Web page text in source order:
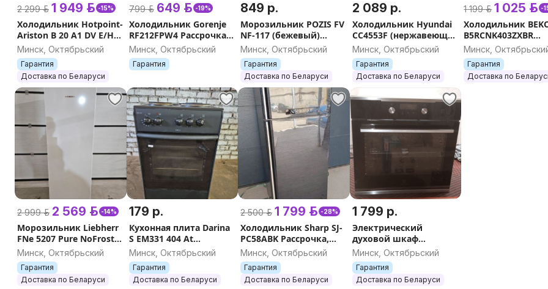
2 299 р. 1 949 р. -15%
Холодильник Hotpoint-
Ariston B 20 A1 DV E/HA
Рассрочка, Гарантия,
Доставка, Самовывоз
Минск, Октябрьский
Гарантия
Доставка по Беларуси
799 р. 649 р. -19%
Холодильник Gorenje
RF212FPW4 Рассрочка,
Гарантия, Доставка,
Самовывоз
Минск, Октябрьский
Гарантия
849 р.
Морозильник POZIS FV
NF-117 (бежевый)
Рассрочка, Гарантия,
Доставка, Самовывоз
Минск, Октябрьский
Гарантия
Доставка по Беларуси
2 089 р.
Холодильник Hyundai
CC4553F (нержавеющая
сталь) Рассрочка,
Гарантия, Доставка,
Самовывоз
Минск, Октябрьский
Гарантия
Доставка по Беларуси
1 199 р. 1 025 р. -
Холодильник
B5RCNK403ZXBR
Рассрочка,
Доставка,
Минск,
Гарантия
Доставка по
2 999 р. 2 569 р. -14%
Морозильник Liebherr
FNe 5207 Pure NoFrost
Рассрочка, Гарантия,
Доставка, Самовывоз
Минск, Октябрьский
Гарантия
Доставка по Беларуси
179 р.
Кухонная плита Darina
S EM331 404 At
Рассрочка, Доставка,
Самовывоз
Минск, Октябрьский
Гарантия
Доставка по Беларуси
2 500 р. 1 799 р. -28%
Холодильник Sharp SJ-
PC58ABK Рассрочка,
Гарантия, Доставка,
Самовывоз
Минск, Октябрьский
Гарантия
Доставка по Беларуси
1 799 р.
Электрический
духовой шкаф
Electrolux KOCDH71X
Рассрочка, Гарантия,
Доставка, Самовывоз
Минск, Октябрьский
Гарантия
Доставка по Беларуси